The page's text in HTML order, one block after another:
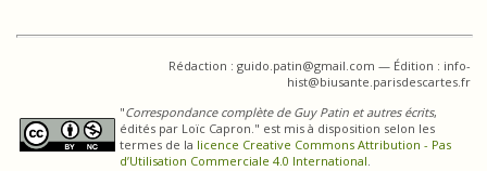
Rédaction : guido.patin@gmail.com — Édition : info-
hist@biusante.parisdescartes.fr
"Correspondance complète de Guy Patin et autres écrits,
édités par Loïc Capron." est mis à disposition selon les
termes de la licence Creative Commons Attribution - Pas
d’Utilisation Commerciale 4.0 International.